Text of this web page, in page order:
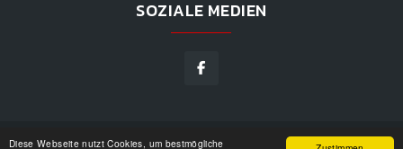
Diese Webseite nutzt Cookies, um bestmögliche
SOZIALE MEDIEN